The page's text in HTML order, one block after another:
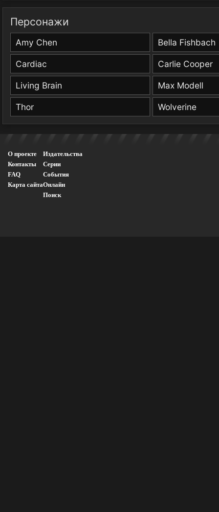
Персонажи
Amy Chen Bella Fishbach
Cardiac Carlie Cooper
Living Brain Max Modell
Thor Wolverine
О проекте
Контакты
FAQ
Карта сайта
Издательства
Серии
События
Онлайн
Поиск